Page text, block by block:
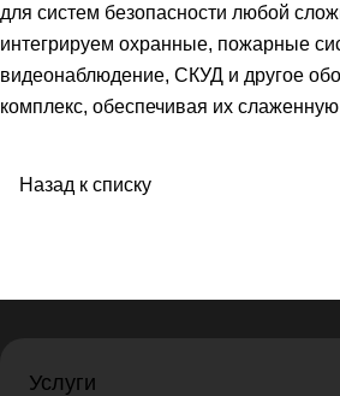
для систем безопасности любой
интегрируем охранные, пожарные
видеонаблюдение, СКУД и другое
комплекс, обеспечивая их слаженную
Назад к списку
Услуги